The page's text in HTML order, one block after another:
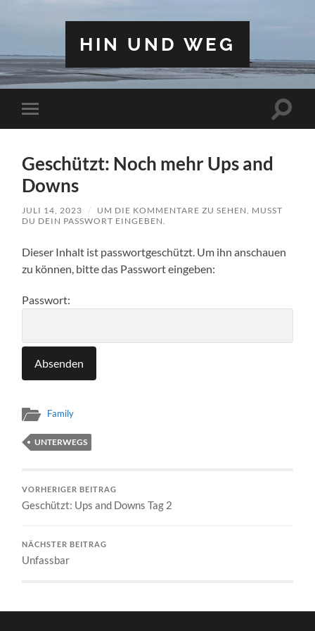
HIN UND WEG
Mobile-
Menü
Geschützt: Noch mehr Ups and
Downs
JULI 14, 2023 /
UM DIE KOMMENTARE ZU SEHEN, MUSST
DU DEIN PASSWORT EINGEBEN.
Dieser Inhalt ist passwortgeschützt. Um ihn anschauen
zu können, bitte das Passwort eingeben:
Passwort:
Family
UNTERWEGS
VORHERIGER BEITRAG
Geschützt: Ups and Downs Tag 2
NÄCHSTER BEITRAG
Unfassbar